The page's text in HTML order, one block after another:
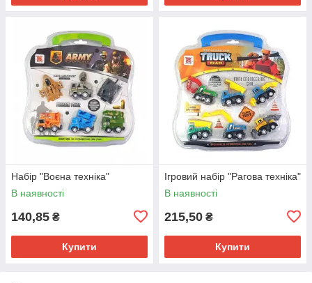
Набір "Воєна техніка"
В наявності
140,85 ₴
Купити
Ігровий набір "Рагова техніка"
В наявності
215,50 ₴
Купити